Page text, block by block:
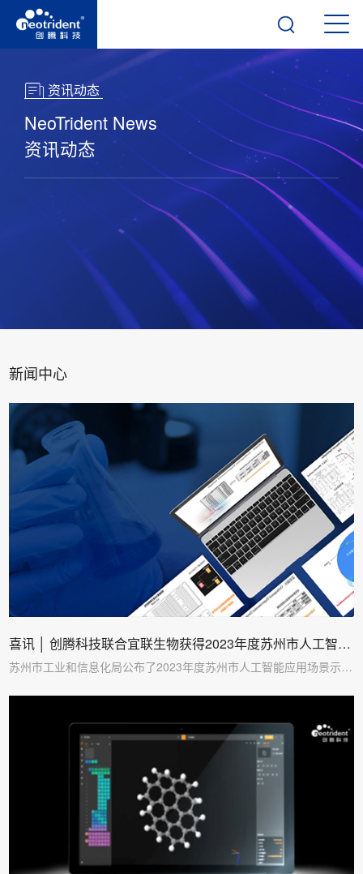
资讯动态
NeoTrident News
资讯动态
新闻中心
喜讯 │ 创腾科技联合宜联生物获得2023年度苏州市人工智能
应用场景示范项目立项支持
苏州市工业和信息化局公布了2023年度苏州市人工智能应用场景示